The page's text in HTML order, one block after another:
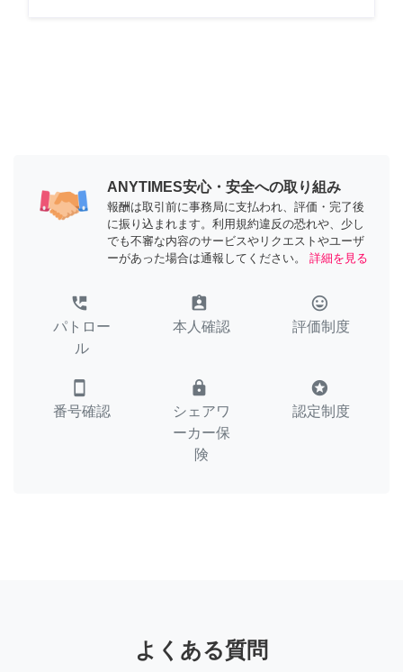
ANYTIMES安心・安全への取り組み
報酬は取引前に事務局に支払われ、評価・完了後
に振り込まれます。利用規約違反の恐れや、少し
でも不審な内容のサービスやリクエストやユーザ
ーがあった場合は通報してください。
詳細を見る
perm_phone_msg
パトロー
ル
assignment_ind
本人確認
tag_faces
評価制度
smartphone
番号確認
lock
シェアワ
ーカー保
険
stars
認定制度
よくある質問